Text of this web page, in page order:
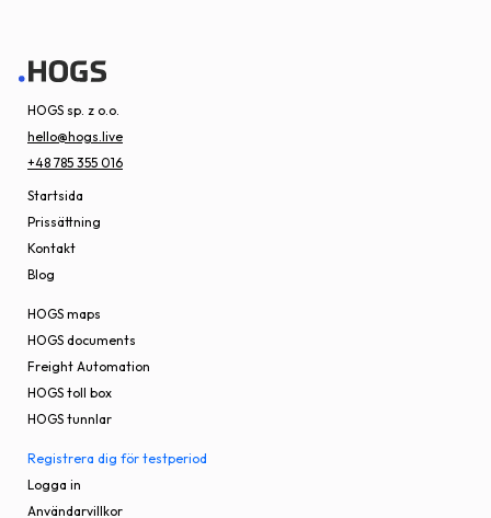
HOGS sp. z o.o.
hello@hogs.live
+48 785 355 016
Startsida
Prissättning
Kontakt
Blog
HOGS maps
HOGS documents
Freight Automation
HOGS toll box
HOGS tunnlar
Registrera dig för testperiod
Logga in
Användarvillkor